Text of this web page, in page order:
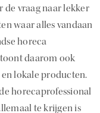
de vraag naar lekker
waar alles vandaan
horeca
daarom ook
lokale producten.
horecaprofessional
te krijgen is